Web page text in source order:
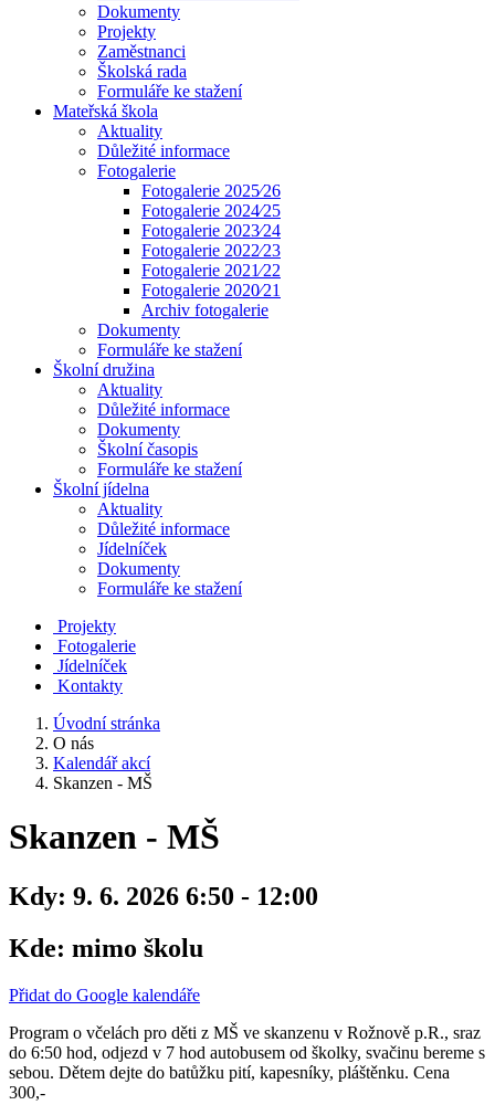
Dokumenty
Projekty
Zaměstnanci
Školská rada
Formuláře ke stažení
Mateřská škola
Aktuality
Důležité informace
Fotogalerie
Fotogalerie 2025⁄26
Fotogalerie 2024⁄25
Fotogalerie 2023⁄24
Fotogalerie 2022⁄23
Fotogalerie 2021⁄22
Fotogalerie 2020⁄21
Archiv fotogalerie
Dokumenty
Formuláře ke stažení
Školní družina
Aktuality
Důležité informace
Dokumenty
Školní časopis
Formuláře ke stažení
Školní jídelna
Aktuality
Důležité informace
Jídelníček
Dokumenty
Formuláře ke stažení
Projekty
Fotogalerie
Jídelníček
Kontakty
Úvodní stránka
O nás
Kalendář akcí
Skanzen - MŠ
Skanzen - MŠ
Kdy: 9. 6. 2026 6:50 - 12:00
Kde: mimo školu
Přidat do Google kalendáře
Program o včelách pro děti z MŠ ve skanzenu v Rožnově p.R., sraz
do 6:50 hod, odjezd v 7 hod autobusem od školky, svačinu bereme s
sebou. Dětem dejte do batůžku pití, kapesníky, pláštěnku. Cena
300,-